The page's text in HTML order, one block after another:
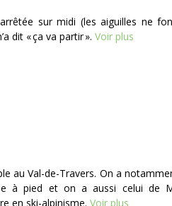
sur midi (les aiguilles ne
dit « ça va partir ». Voir plus
au Val-de-Travers. On a
à pied et on a aussi celui de
en ski-alpinisme. Voir plus